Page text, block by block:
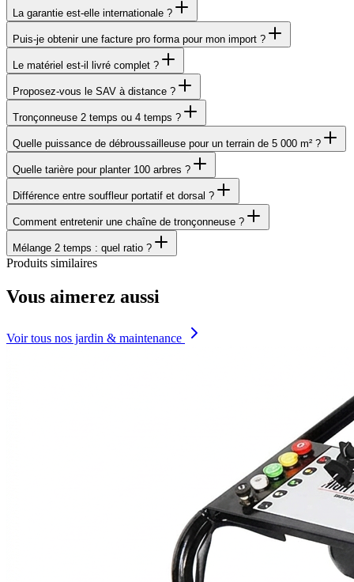
La garantie est-elle internationale ?
Puis-je obtenir une facture pro forma pour mon import ?
Le matériel est-il livré complet ?
Proposez-vous le SAV à distance ?
Tronçonneuse 2 temps ou 4 temps ?
Quelle puissance de débroussailleuse pour un terrain de 5 000 m² ?
Quelle tarière pour planter 100 arbres ?
Différence entre souffleur portatif et dorsal ?
Comment entretenir une chaîne de tronçonneuse ?
Mélange 2 temps : quel ratio ?
Produits similaires
Vous aimerez aussi
Voir tous nos jardin & maintenance